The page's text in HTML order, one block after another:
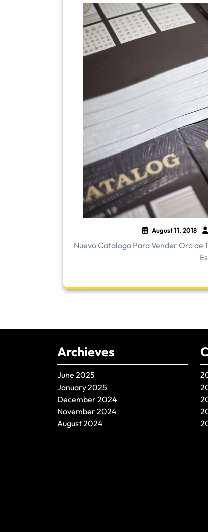
August 11, 2018
Nuevo Catalogo Para Vender Oro de
Archieves
June 2025
January 2025
December 2024
November 2024
August 2024